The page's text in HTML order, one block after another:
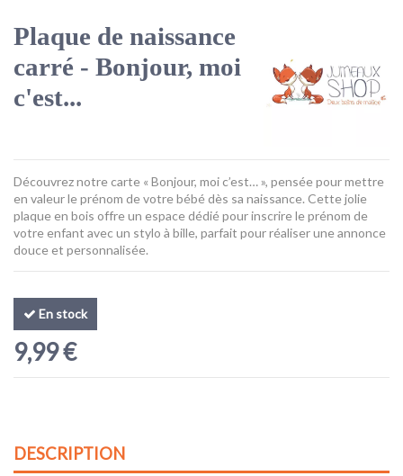
Plaque de naissance
carré - Bonjour, moi
c'est...
Découvrez notre carte « Bonjour, moi c’est… », pensée pour mettre
en valeur le prénom de votre bébé dès sa naissance. Cette jolie
plaque en bois offre un espace dédié pour inscrire le prénom de
votre enfant avec un stylo à bille, parfait pour réaliser une annonce
douce et personnalisée.
En stock
9,99 €
DESCRIPTION